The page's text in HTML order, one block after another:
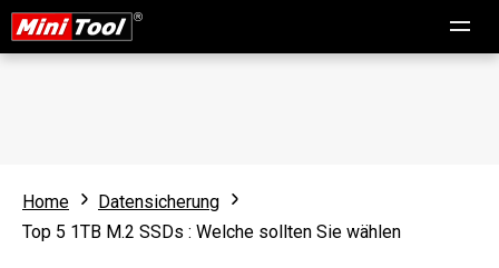
Home
Datensicherung
Top 5 1TB M.2 SSDs : Welche sollten Sie wählen